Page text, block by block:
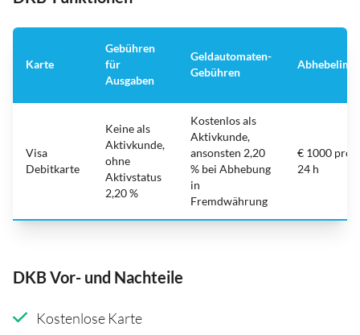
Karte
Gebühren
für
Ausgaben
Geldautomaten-
Gebühren
Abhebelimit
Visa
Debitkarte
Keine als
Aktivkunde,
ohne
Aktivstatus
2,20 %
Kostenlos als
Aktivkunde,
ansonsten 2,20
% bei Abhebung
in
Fremdwährung
€ 1000 pro
24 h
DKB Vor- und Nachteile
Kostenlose Karte